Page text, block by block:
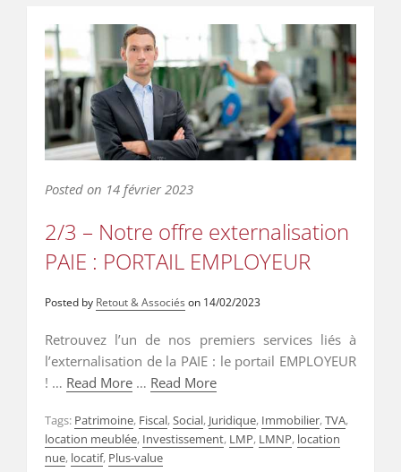
Posted on 14 février 2023
2/3 – Notre offre externalisation
PAIE : PORTAIL EMPLOYEUR
Posted by Retout & Associés on 14/02/2023
Retrouvez l’un de nos premiers services liés à
l’externalisation de la PAIE : le portail EMPLOYEUR
! … Read More … Read More
Tags: Patrimoine, Fiscal,Social, Juridique, Immobilier,TVA,
location meublée, Investissement, LMP, LMNP, location
nue, locatif, Plus-value